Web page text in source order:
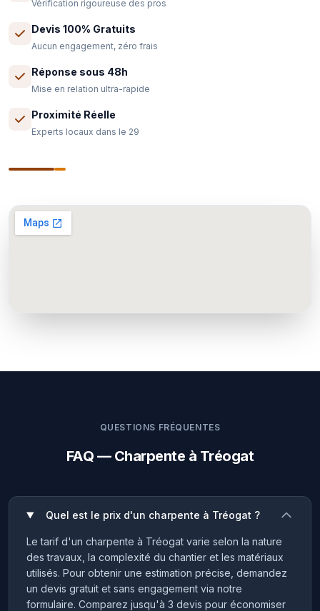
Vérification rigoureuse des pros
Devis 100% Gratuits
Aucun engagement, zéro frais
Réponse sous 48h
Mise en relation ultra-rapide
Proximité Réelle
Experts locaux dans le 29
QUESTIONS FRÉQUENTES
FAQ — Charpente à Tréogat
Quel est le prix d'un charpente à Tréogat ?
Le tarif d'un charpente à Tréogat varie selon la nature
des travaux, la complexité du chantier et les matériaux
utilisés. Pour obtenir une estimation précise, demandez
un devis gratuit et sans engagement via notre
formulaire. Comparez jusqu'à 3 devis pour économiser